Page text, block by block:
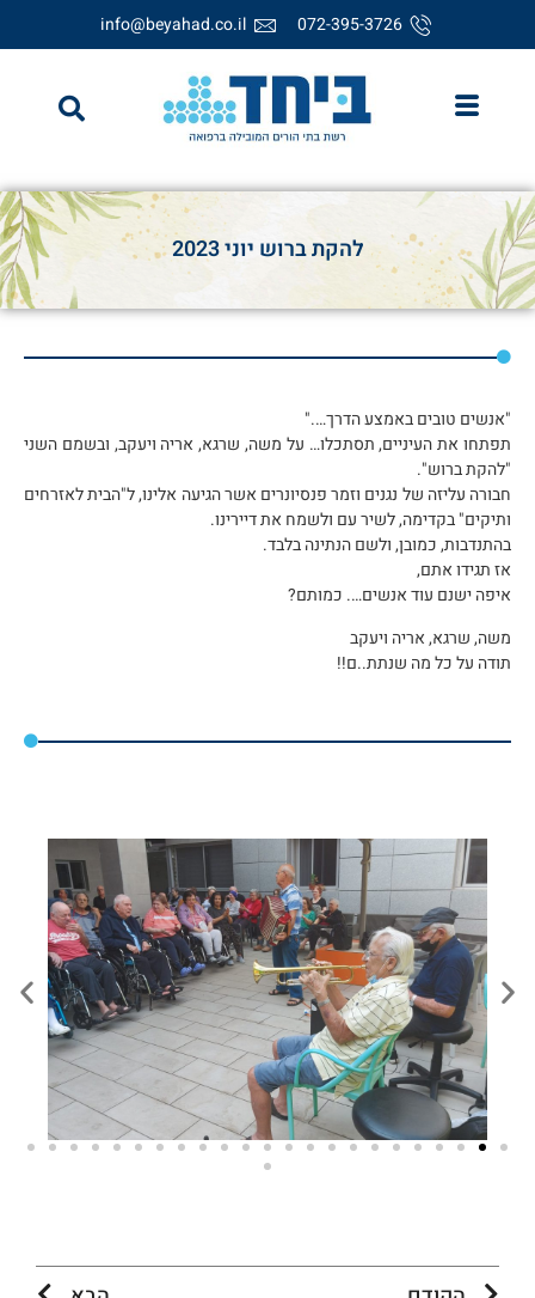
072-395-3726
info@beyahad.co.il
להקת ברוש יוני 2023
"אנשים טובים באמצע הדרך…."
תפתחו את העיניים, תסתכלו… על משה, שרגא, אריה ויעקב, ובשמם השני
"להקת ברוש".
חבורה עליזה של נגנים וזמר פנסיונרים אשר הגיעה אלינו, ל"הבית לאזרחים
ותיקים" בקדימה, לשיר עם ולשמח את דיירינו.
בהתנדבות, כמובן, ולשם הנתינה בלבד.
אז תגידו אתם,
איפה ישנם עוד אנשים…. כמותם?
משה, שרגא, אריה ויעקב
תודה על כל מה שנתת..ם!!